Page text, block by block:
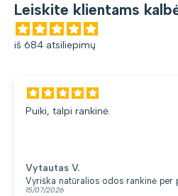
Leiskite klientams
iš 684 atsiliepimų
Puiki, talpi rankinė.
Vytautas V.
Vyriška natūralios odos rankinė per
15/07/2026